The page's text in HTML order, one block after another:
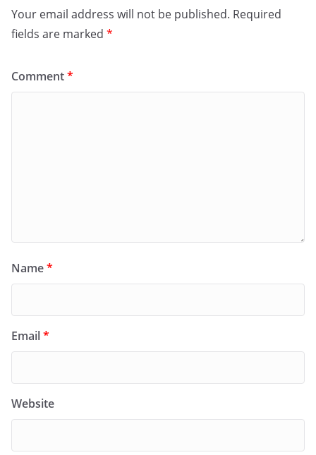
Your email address will not be published. Required
fields are marked *
Comment*
Name*
Email*
Website